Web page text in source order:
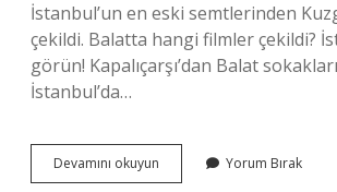
İstanbul’un en eski semtlerinden
çekildi. Balatta hangi filmler çekildi?
görün! Kapalıçarşı’dan Balat
İstanbul’da…
Devamını okuyun
Hangi
Yorum Bırak